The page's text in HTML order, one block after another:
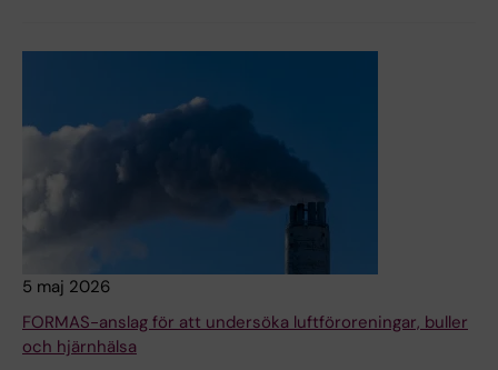
5 maj 2026
FORMAS-anslag för att undersöka luftföroreningar, buller
och hjärnhälsa